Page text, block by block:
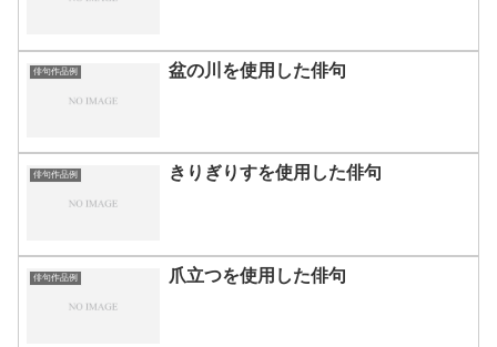
俳句作品例 盆の川を使用した俳句
俳句作品例 きりぎりすを使用した俳句
俳句作品例 爪立つを使用した俳句